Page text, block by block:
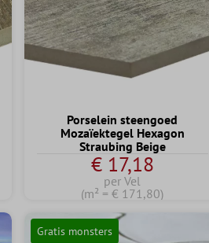
Porselein steengoed
Mozaïektegel Hexagon
Straubing Beige
€ 17,18
per Vel
(m² = € 171,80)
Gratis monsters